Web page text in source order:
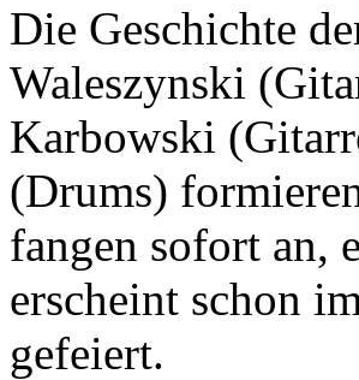
Die Geschichte
Waleszynski
Karbowski
(Drums)
fangen sofort an,
erscheint schon
gefeiert.